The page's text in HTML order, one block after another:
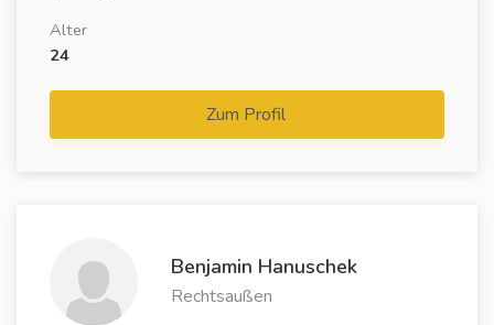
Alter
24
Zum Profil
Benjamin Hanuschek
Rechtsaußen